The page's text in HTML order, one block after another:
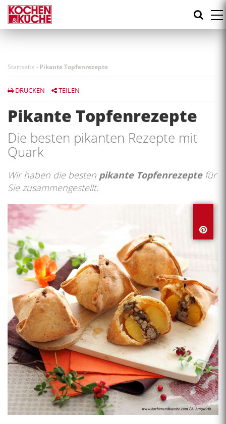
Direkt
zum
Inhalt
Startseite -Pikante Topfenrezepte
DRUCKEN TEILEN
Pikante Topfenrezepte
Die besten pikanten Rezepte mit
Quark
Wir haben die besten pikante Topfenrezeptefür
Sie zusammengestellt.